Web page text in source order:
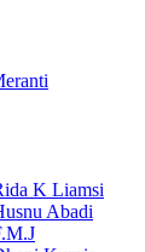
K Liamsi
Abadi